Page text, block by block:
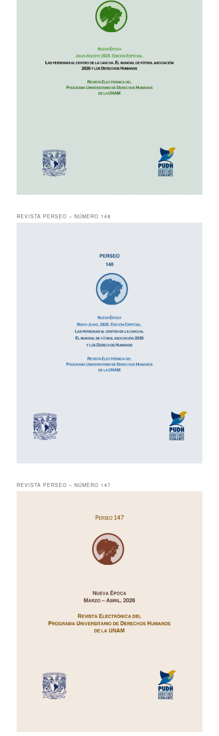
REVISTA PERSEO – NÚMERO 148
REVISTA PERSEO – NÚMERO 147